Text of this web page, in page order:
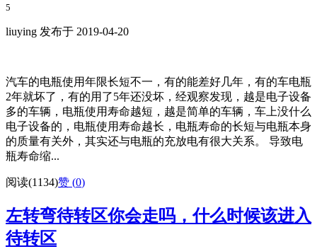
5
liuying 发布于 2019-04-20
汽车的电瓶使用年限长短不一，有的能差好几年，有的车电瓶
2年就坏了，有的用了5年还没坏，经观察发现，越是电子设备
多的车辆，电瓶使用寿命越短，越是简单的车辆，车上没什么
电子设备的，电瓶使用寿命越长，电瓶寿命的长短与电瓶本身
的质量有关外，其实还与电瓶的充放电有很大关系。 导致电
瓶寿命缩...
阅读(1134)赞 (0)
左转弯待转区你会走吗，什么时候该进入
待转区